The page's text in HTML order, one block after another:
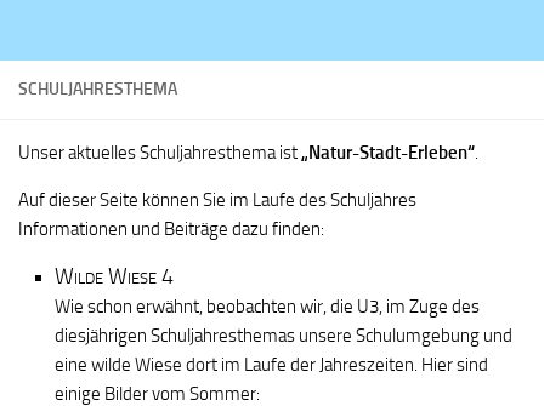
SCHULJAHRESTHEMA
Unser aktuelles Schuljahresthema ist„Natur-Stadt-Erleben“.
Auf dieser Seite können Sie im Laufe des Schuljahres
Informationen und Beiträge dazu finden:
Wilde Wiese 4
Wie schon erwähnt, beobachten wir, die U3, im Zuge des
diesjährigen Schuljahresthemas unsere Schulumgebung und
eine wilde Wiese dort im Laufe der Jahreszeiten. Hier sind
einige Bilder vom Sommer: